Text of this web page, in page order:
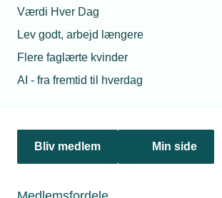
Værdi Hver Dag
Lev godt, arbejd længere
Flere faglærte kvinder
AI - fra fremtid til hverdag
Bliv medlem Min side
jura@tekniq.dk
tekniq@tekniq.dk